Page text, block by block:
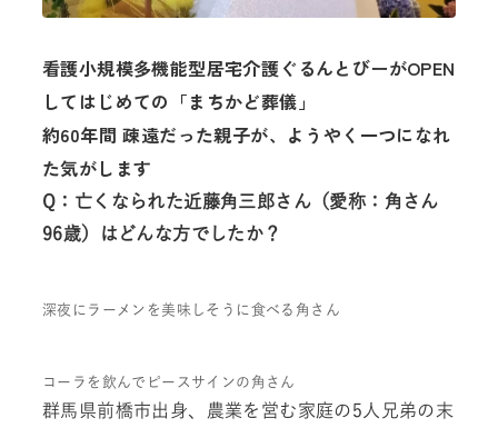
看護小規模多機能型居宅介護ぐるんとびーがOPEN
してはじめての「まちかど葬儀」
約60年間 疎遠だった親子が、ようやく一つになれ
た気がします
Q：亡くなられた近藤角三郎さん（愛称：角さん
96歳）はどんな方でしたか？
深夜にラーメンを美味しそうに食べる角さん
コーラを飲んでピースサインの角さん
群馬県前橋市出身、農業を営む家庭の5人兄弟の末